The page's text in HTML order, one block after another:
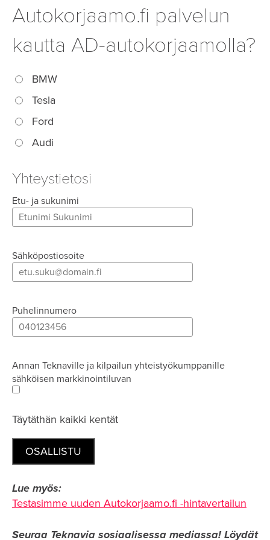
Autokorjaamo.fi palvelun
kautta AD-autokorjaamolla?
BMW
Tesla
Ford
Audi
Yhteystietosi
Etu- ja sukunimi
Sähköpostiosoite
Puhelinnumero
Annan Teknaville ja kilpailun yhteistyökumppanille
sähköisen markkinointiluvan
Täytäthän kaikki kentät
Lue myös:
Testasimme uuden Autokorjaamo.fi -hintavertailun
Seuraa Teknavia sosiaalisessa mediassa! Löydät